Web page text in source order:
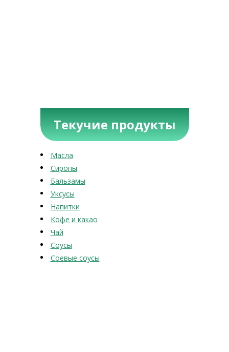
Текучие продукты
Масла
Сиропы
Бальзамы
Уксусы
Напитки
Кофе и какао
Чай
Соусы
Соевые соусы